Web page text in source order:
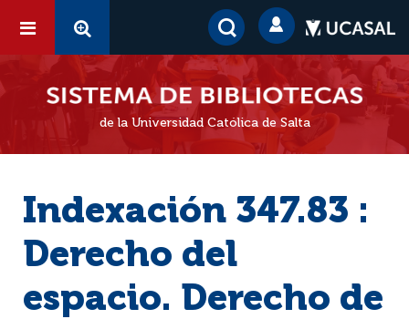
de la Universidad Católica de Salta
Indexación 347.83 :
Derecho del
espacio. Derecho de